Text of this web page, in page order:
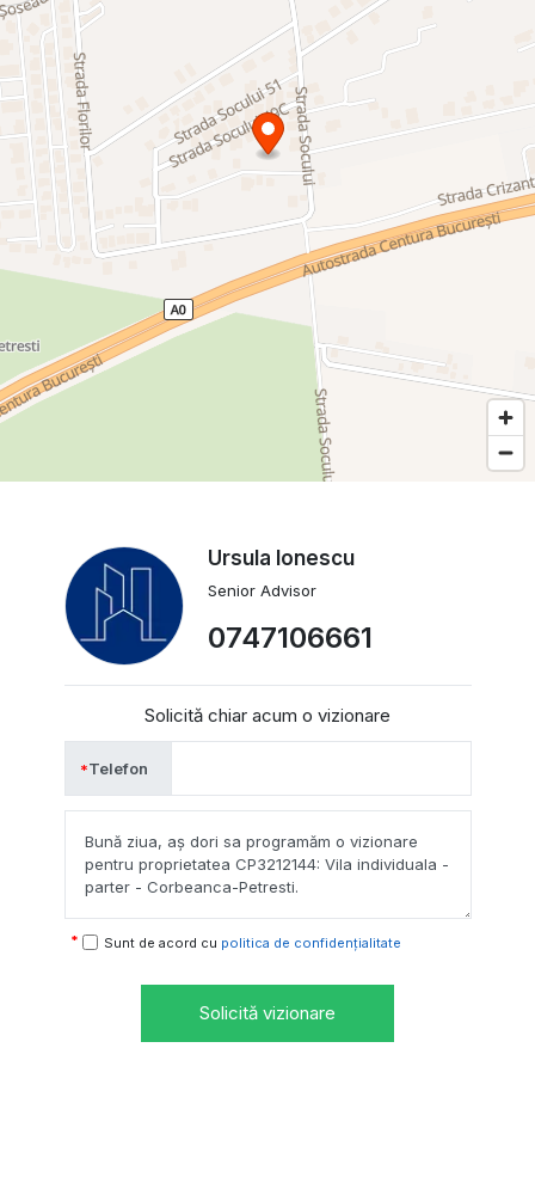
Ursula Ionescu
Senior Advisor
0747106661
Solicită chiar acum o vizionare
Telefon
Sunt de acord cu politica de confidențialitate
Solicită vizionare